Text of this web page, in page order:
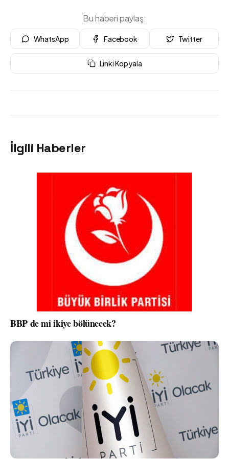
Bu haberi paylaş:
WhatsApp Facebook Twitter
Linki Kopyala
İlgili Haberler
BBP de mi ikiye bölünecek?